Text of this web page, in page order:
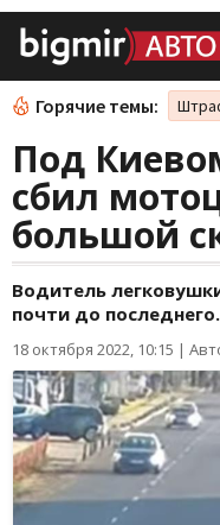
Горячие темы:
Под
сбил
большой
Водитель
почти до последнего.
18 октября 2022, 10:15 |